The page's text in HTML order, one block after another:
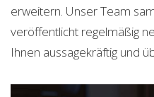
erweitern. Unser Team
veröffentlicht regelmäßig
Ihnen aussagekräftig und